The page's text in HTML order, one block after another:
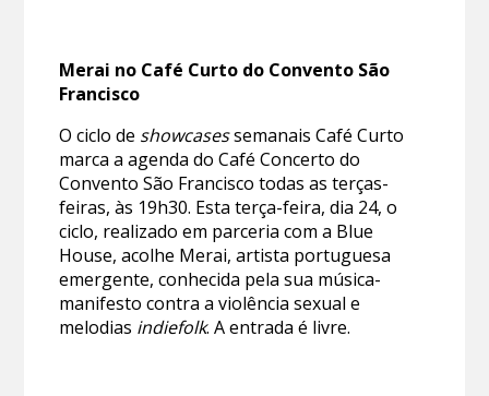
Merai no Café Curto do Convento São
Francisco
O ciclo de showcasessemanais Café Curto
marca a agenda do Café Concerto do
Convento São Francisco todas as terças-
feiras, às 19h30. Esta terça-feira, dia 24, o
ciclo, realizado em parceria com a Blue
House, acolhe Merai, artista portuguesa
emergente, conhecida pela sua música-
manifesto contra a violência sexual e
melodias indiefolk. A entrada é livre.